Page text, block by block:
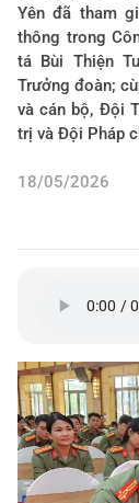
Yên đã tham
thông trong
tá Bùi Thiện
Trưởng đoàn;
và cán bộ, Đội
trị và Đội Pháp
18/05/2026